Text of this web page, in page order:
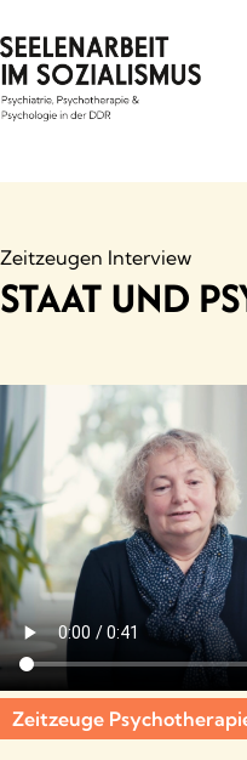
to
content
Zeitzeugen Interview
STAAT UND
Zeitzeuge